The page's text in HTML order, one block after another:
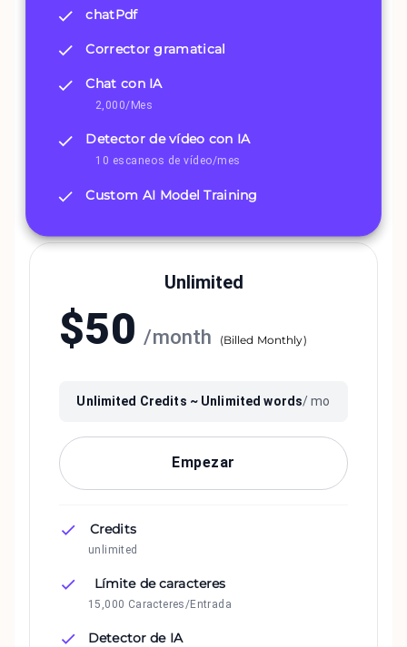
chatPdf
Corrector gramatical
Chat con IA
2,000/Mes
Detector de vídeo con IA
10 escaneos de vídeo/mes
Custom AI Model Training
Unlimited
$50 /month (Billed Monthly)
Unlimited Credits ~ Unlimited words/ mo
Empezar
Credits
unlimited
Límite de caracteres
15,000 Caracteres/Entrada
Detector de IA